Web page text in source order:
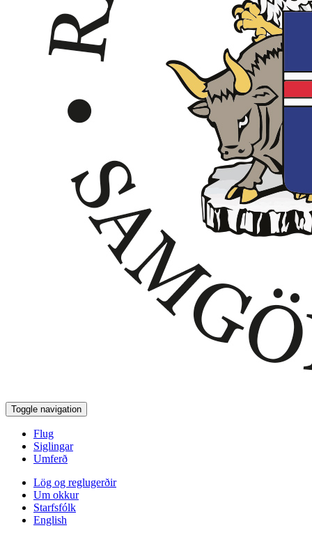
Toggle navigation
Flug
Siglingar
Umferð
Lög og reglugerðir
Um okkur
Starfsfólk
English